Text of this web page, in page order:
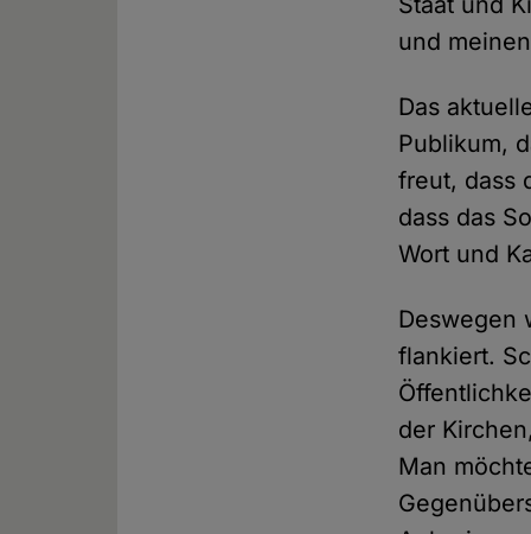
und
Das
Publikum,
freut, dass
dass das
Wort und
Deswegen
flankiert.
der
Man